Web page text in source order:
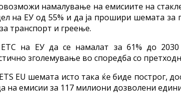
намалување на емисиите на
на ЕУ од 55% и да ја прошири шемата
транспорт и греење.
на ЕУ да се намалат за 61% до
зголемување во споредба со
EU шемата исто така ќе биде построг,
на емисии за 117 милиони дозволени